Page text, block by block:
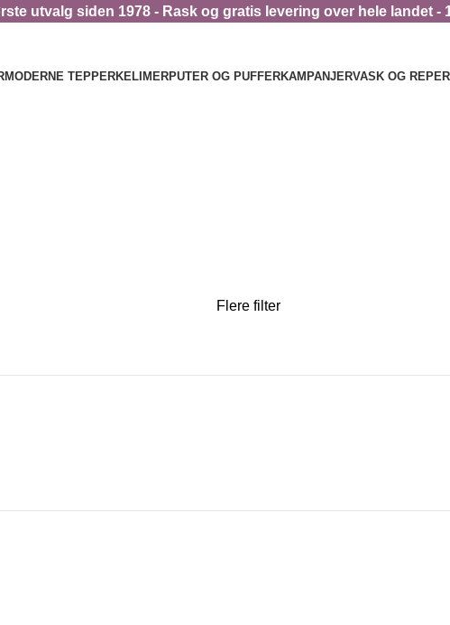
utvalg siden 1978 - Rask og gratis levering over hele landet -
MODERNE TEPPERKELIMERPUTER OG PUFFERKAMPANJERVASK OG
Flere filter